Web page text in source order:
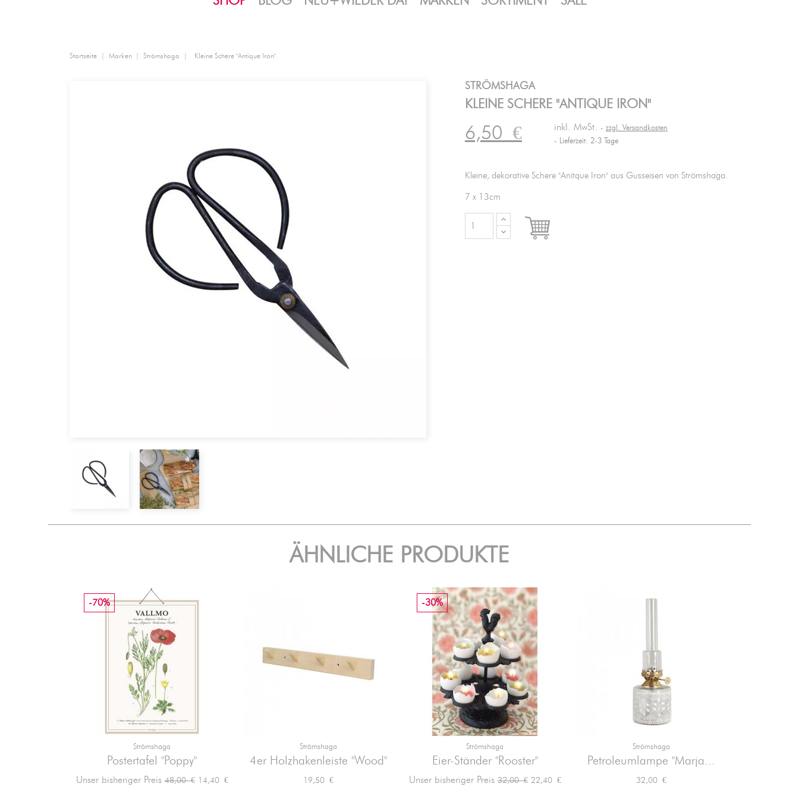
Startseite Marken Strömshaga Kleine Schere "Antique Iron"
STRÖMSHAGA
KLEINE SCHERE "ANTIQUE IRON"
6,50€ inkl. MwSt.
zzgl. Versandkosten
Lieferzeit: 2-3 Tage
Kleine, dekorative Schere "Anitque Iron" aus Gusseisen von Strömshaga.
7 x 13cm

ÄHNLICHE PRODUKTE
Strömshaga
Postertafel "Poppy"
Unser bisheriger PreisVerkaufspreis
48,00 €
-70%
Preis
14,40 €
Vorschau
Strömshaga
4er Holzhakenleiste "Wood"
Preis
19,50 €
Vorschau
Strömshaga
Eier-Ständer "Rooster"
Unser bisheriger PreisVerkaufspreis
32,00 €
-30%
Preis
22,40 €
Vorschau
Strömshaga
Petroleumlampe "Marja...
Preis
32,00 €
 Vorschau